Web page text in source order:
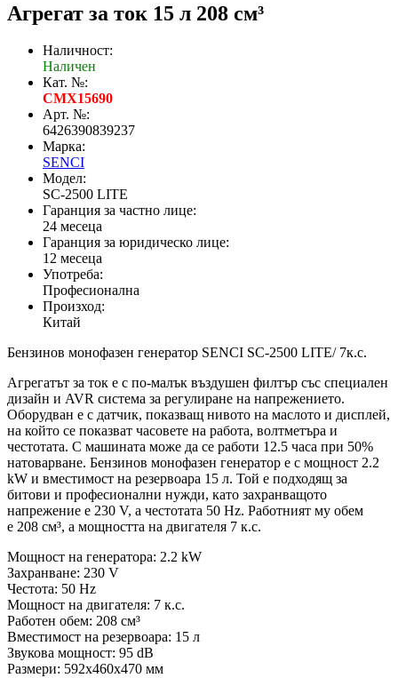
Агрегат за ток 15 л 208 см³
Наличност:
Наличен
Кат. №:
CMX15690
Арт. №:
6426390839237
Марка:
SENCI
Модел:
SC-2500 LITE
Гаранция за частно лице:
24 месеца
Гаранция за юридическо лице:
12 месеца
Употреба:
Професионална
Произход:
Китай
Бензинов монофазен генератор SENCI SC-2500 LITE/ 7к.с.
Агрегатът за ток е с по-малък въздушен филтър със специален
дизайн и AVR система за регулиране на напрежението.
Оборудван е с датчик, показващ нивото на маслото и дисплей,
на който се показват часовете на работа, волтметъра и
честотата. С машината може да се работи 12.5 часа при 50%
натоварване. Бензинов монофазен генератор е с мощност 2.2
kW и вместимост на резервоара 15 л. Той е подходящ за
битови и професионални нужди, като захранващото
напрежение е 230 V, а честотата 50 Hz. Работният му обем
е 208 см³, а мощността на двигателя 7 к.с.
Мощност на генератора: 2.2 kW
Захранване: 230 V
Честота: 50 Hz
Мощност на двигателя: 7 к.с.
Работен обем: 208 см³
Вместимост на резервоара: 15 л
Звукова мощност: 95 dB
Размери: 592x460x470 мм